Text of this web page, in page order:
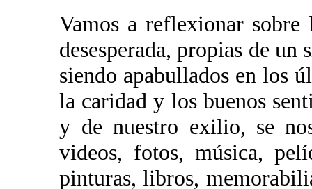
Vamos a reflexionar
desesperada, propias de un
siendo apabullados en los
la caridad y los buenos
y de nuestro exilio, se
videos, fotos, música,
pinturas, libros,